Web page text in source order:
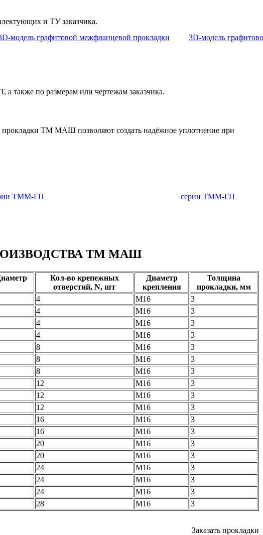
и ТУ заказчика.
по размерам или чертежам заказчика.
ТМ МАШ позволяют создать надёжное уплотнение при
ТМ МАШ
Кол-во крепежных
отверстий, N, шт
Диаметр
крепления
Толщина
прокладки, мм
4 М16
3
4 М16
3
4 М16
3
4 М16
3
8 М16
3
8 М16
3
8 М16
3
12 М16
3
12 М16
3
12 М16
3
16 М16
3
16 М16
3
20 М16
3
20 М16
3
24 М16
3
24 М16
3
24 М16
3
28 М16 3
Заказать прокладки